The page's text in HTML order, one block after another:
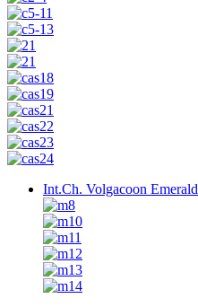
Int.Ch. Volgacoon Emerald